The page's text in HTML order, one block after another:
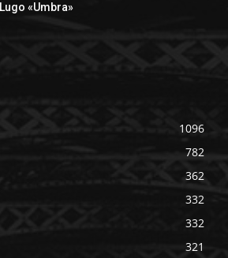
Lugo «Umbra»
1096
782
362
332
332
321